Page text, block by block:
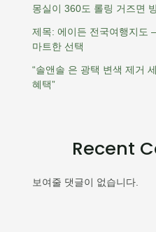
몽실이 360도 롤링 거즈면
제목: 에이든 전국여행지도
마트한 선택
“솔앤솔 은 광택 변색 제거
혜택”
Recent
보여줄 댓글이 없습니다.